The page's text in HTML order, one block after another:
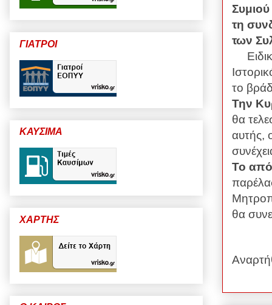
τη
των
το
Την
θα
αυτής,
Το
θα
ΓΙΑΤΡΟΙ
ΚΑΥΣΙΜΑ
ΧΑΡΤΗΣ